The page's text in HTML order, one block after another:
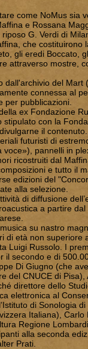
come NoMus sia
e Rossana
G. Verdi di
che
gli eredi Boccato,
attraverso mostre,
dall'archivio del
connessa al
per pubblicazioni.
ex Fondazione
con la
il contenuto.
futuristi di
voce»), pannelli in
ricostruiti dal
e tutto il
edizioni del
alla selezione.
di diffusione
a partire
su nastro
di età non
Luigi Russolo. I
il secondo e di
Di Giugno (che
del CNUCE di
direttore dello
elettronica al
di Sonologia
Italiana),
Regione
alla seconda
Prati.